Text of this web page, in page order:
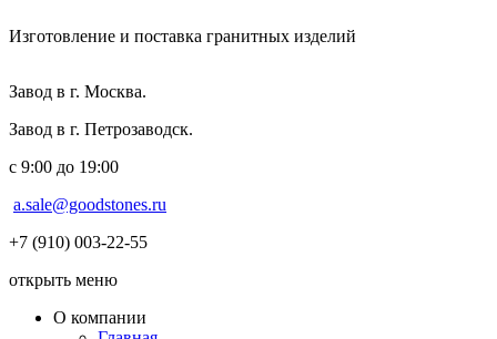
Изготовление и поставка гранитных изделий
Завод в г. Москва.
Завод в г. Петрозаводск.
с 9:00 до 19:00
a.sale@goodstones.ru
+7 (910) 003-22-55
открыть меню
О компании